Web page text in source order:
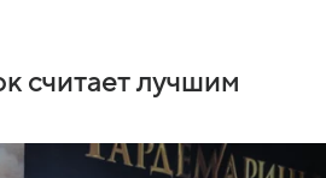
считает лучшим